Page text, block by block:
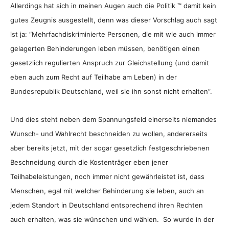
Allerdings hat sich in meinen Augen auch die Politik ™ damit kein
gutes Zeugnis ausgestellt, denn was dieser Vorschlag auch sagt
ist ja: “Mehrfachdiskriminierte Personen, die mit wie auch immer
gelagerten Behinderungen leben müssen, benötigen einen
gesetzlich regulierten Anspruch zur Gleichstellung (und damit
eben auch zum Recht auf Teilhabe am Leben) in der
Bundesrepublik Deutschland, weil sie ihn sonst nicht erhalten”.
Und dies steht neben dem Spannungsfeld einerseits niemandes
Wunsch- und Wahlrecht beschneiden zu wollen, andererseits
aber bereits jetzt, mit der sogar gesetzlich festgeschriebenen
Beschneidung durch die Kostenträger eben jener
Teilhabeleistungen, noch immer nicht gewährleistet ist, dass
Menschen, egal mit welcher Behinderung sie leben, auch an
jedem Standort in Deutschland entsprechend ihren Rechten
auch erhalten, was sie wünschen und wählen. So wurde in der